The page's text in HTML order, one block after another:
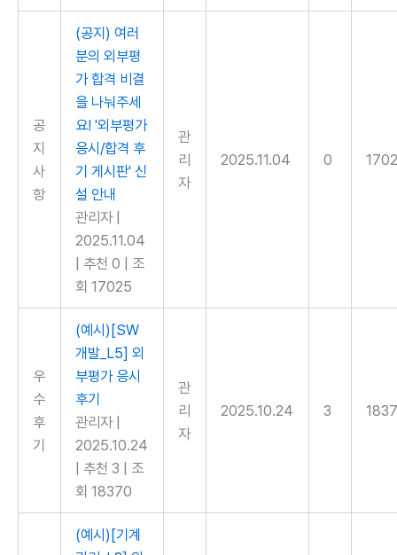
공
지
사
항
(공지) 여러
분의 외부평
가 합격 비결
을 나눠주세
요! '외부평가
응시/합격 후
기 게시판' 신
설 안내
관리자
2025.11.04
추천 0
조
회 17025
관
리
자
2025.11.04 0
우
수
후
기
(예시)[SW
개발_L5] 외
부평가 응시
후기
관리자
2025.10.24
추천 3
조
회 18370
관
리
자
2025.10.24 3
(예시)[기계